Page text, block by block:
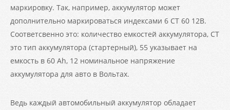
маркировку. Так, например, аккумулятор может
дополнительно маркироваться индексами 6 СТ 60 12В.
Соответсвенно это: количество емкостей аккумулятора, СТ
это тип аккумулятора (стартерный), 55 указывает на
емкость в 60 Аh, 12 номинальное напряжение
аккумулятора для авто в Вольтах.
Ведь каждый автомобильный аккумулятор обладает